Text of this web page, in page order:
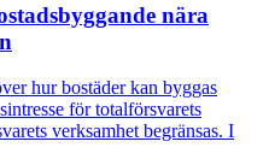
nära
hur bostäder kan byggas
för totalförsvarets
verksamhet begränsas. I